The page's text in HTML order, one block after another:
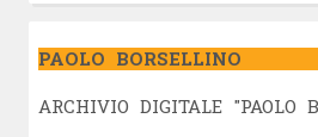
PAOLO BORSELLINO
ARCHIVIO DIGITALE "PAOLO